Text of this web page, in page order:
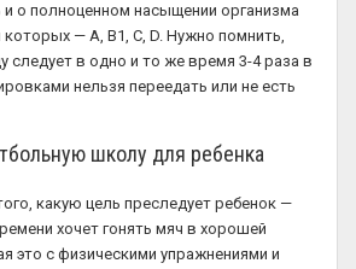
о полноценном насыщении организма
— A, B1, C, D. Нужно помнить,
следует в одно и то же время 3-4 раза в
нельзя переедать или не есть
школу для ребенка
какую цель преследует ребенок —
хочет гонять мяч в хорошей
это с физическими упражнениями и